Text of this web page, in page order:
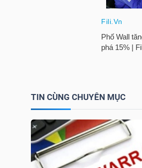
TIN CÙNG CHUYÊN MỤC
VIETSTOCKFINANCE
MÔ